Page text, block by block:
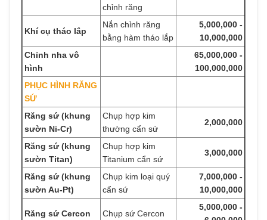
chỉnh răng
Khí cụ tháo lắp
Nắn chỉnh răng
bằng hàm tháo lắp
5,000,000 -
10,000,000
Chỉnh nha vô
hình
65,000,000 -
100,000,000
PHỤC HÌNH RĂNG
SỨ
Răng sứ (khung
sườn Ni-Cr)
Chụp hợp kim
thường cẩn sứ
2,000,000
Răng sứ (khung
sườn Titan)
Chụp hợp kim
Titanium cẩn sứ
3,000,000
Răng sứ (khung
sườn Au-Pt)
Chụp kim loại quý
cẩn sứ
7,000,000 -
10,000,000
Răng sứ Cercon Chụp sứ Cercon
5,000,000 -